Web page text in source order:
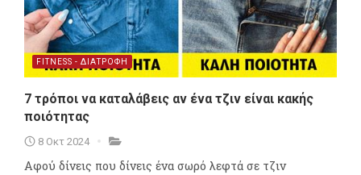
FITNESS - ΔΙΑΤΡΟΦΗ
7 τρόποι να καταλάβεις αν ένα τζιν είναι κακής
ποιότητας
8 Οκτ 2024
Αφού δίνεις που δίνεις ένα σωρό λεφτά σε τζιν